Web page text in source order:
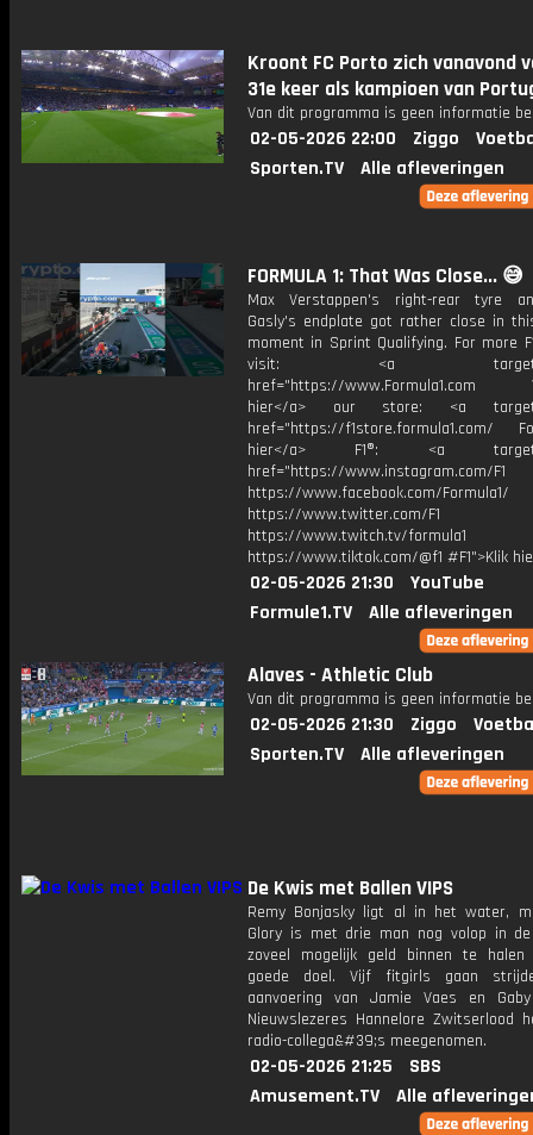
Kroont FC Porto zich vanavond
31e keer als kampioen van
Van dit programma is geen informatie
02-05-2026 22:00 Ziggo
Sporten.TV
Alle afleveringen
FORMULA 1: That Was Close... 😅
Max Verstappen's right-rear tyre
Gasly's endplate got rather close in
moment in Sprint Qualifying. For more
visit: <a
href="https://www.Formula1.com
hier</a> our store: <a
href="https://f1store.formula1.com/
hier</a> F1®: <a
href="https://www.instagram.com/F1
https://www.facebook.com/Formula1/
https://www.twitter.com/F1
https://www.twitch.tv/formula1
https://www.tiktok.com/@f1 #F1">Klik
02-05-2026 21:30
YouTube
Formule1.TV
Alle afleveringen
Alaves - Athletic Club
Van dit programma is geen informatie
02-05-2026 21:30 Ziggo
Sporten.TV
Alle afleveringen
De Kwis met Ballen VIPS
Remy Bonjasky ligt al in het water,
Glory is met drie man nog volop in
zoveel mogelijk geld binnen te
goede doel. Vijf fitgirls gaan
aanvoering van Jamie Vaes en
Nieuwslezeres Hannelore Zwitserlood
radio-collega&#39;s meegenomen.
02-05-2026 21:25
SBS
Amusement.TV
Alle